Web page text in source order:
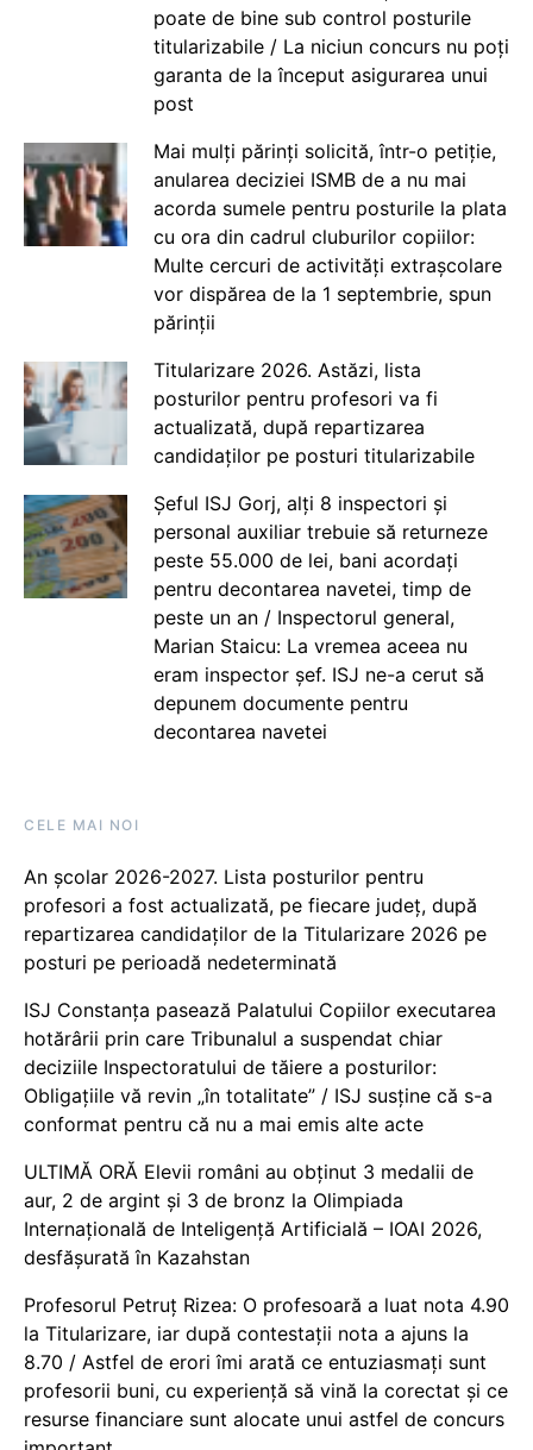
poate de bine sub control posturile
titularizabile / La niciun concurs nu poți
garanta de la început asigurarea unui
post
Mai mulți părinți solicită, într-o petiție,
anularea deciziei ISMB de a nu mai
acorda sumele pentru posturile la plata
cu ora din cadrul cluburilor copiilor:
Multe cercuri de activități extrașcolare
vor dispărea de la 1 septembrie, spun
părinții
Titularizare 2026. Astăzi, lista
posturilor pentru profesori va fi
actualizată, după repartizarea
candidaților pe posturi titularizabile
Șeful ISJ Gorj, alți 8 inspectori și
personal auxiliar trebuie să returneze
peste 55.000 de lei, bani acordați
pentru decontarea navetei, timp de
peste un an / Inspectorul general,
Marian Staicu: La vremea aceea nu
eram inspector șef. ISJ ne-a cerut să
depunem documente pentru
decontarea navetei
CELE MAI NOI
An școlar 2026-2027. Lista posturilor pentru
profesori a fost actualizată, pe fiecare județ, după
repartizarea candidaților de la Titularizare 2026 pe
posturi pe perioadă nedeterminată
ISJ Constanța pasează Palatului Copiilor executarea
hotărârii prin care Tribunalul a suspendat chiar
deciziile Inspectoratului de tăiere a posturilor:
Obligațiile vă revin „în totalitate” / ISJ susține că s-a
conformat pentru că nu a mai emis alte acte
ULTIMĂ ORĂ Elevii români au obținut 3 medalii de
aur, 2 de argint și 3 de bronz la Olimpiada
Internațională de Inteligență Artificială – IOAI 2026,
desfășurată în Kazahstan
Profesorul Petruț Rizea: O profesoară a luat nota 4.90
la Titularizare, iar după contestații nota a ajuns la
8.70 / Astfel de erori îmi arată ce entuziasmați sunt
profesorii buni, cu experiență să vină la corectat și ce
resurse financiare sunt alocate unui astfel de concurs